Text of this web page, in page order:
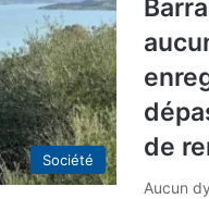
Société
de
Aucun